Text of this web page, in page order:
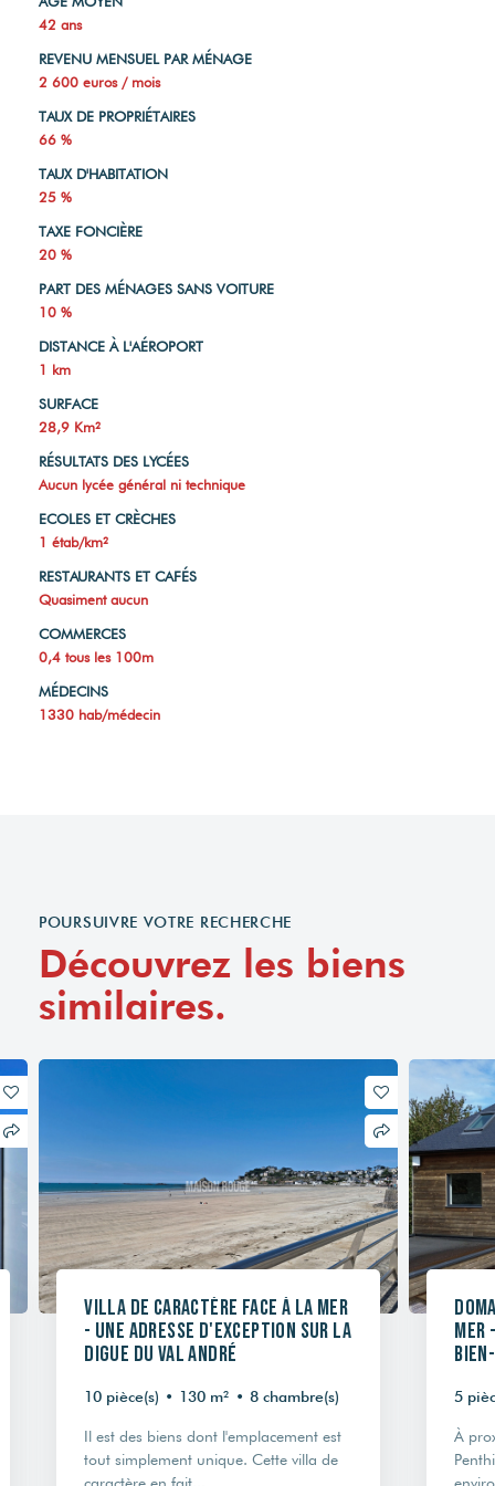
42 ans
REVENU MENSUEL PAR MÉNAGE
2 600 euros / mois
TAUX DE PROPRIÉTAIRES
66 %
TAUX D'HABITATION
25 %
TAXE FONCIÈRE
20 %
PART DES MÉNAGES SANS VOITURE
10 %
DISTANCE À L'AÉROPORT
1 km
SURFACE
28,9 Km²
RÉSULTATS DES LYCÉES
Aucun lycée général ni technique
ECOLES ET CRÈCHES
1 étab/km²
RESTAURANTS ET CAFÉS
Quasiment aucun
COMMERCES
0,4 tous les 100m
MÉDECINS
1330 hab/médecin
POURSUIVRE VOTRE RECHERCHE
Découvrez les biens
similaires.
Villa de caractère face à la mer
- Une adresse d'exception sur la
digue du Val André
10 pièce(s) • 130 m² • 8 chambre(s)
Il est des biens dont l'emplacement est
tout simplement unique. Cette villa de
mer
5
À